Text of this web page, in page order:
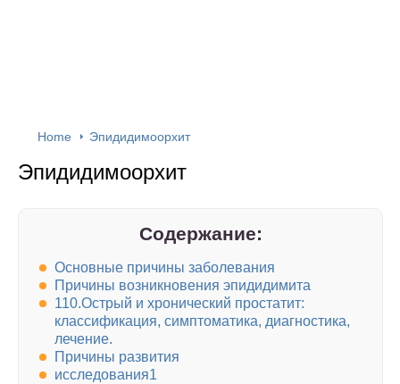
Home Эпидидимоорхит
Эпидидимоорхит
Содержание:
Основные причины заболевания
Причины возникновения эпидидимита
110.Острый и хронический простатит:
классификация, симптоматика, диагностика,
лечение.
Причины развития
исследования1